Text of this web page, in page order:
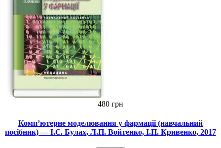
480 грн
Комп’ютерне моделювання у фармації (навчальний
посібник) — І.Є. Булах, Л.П. Войтенко, І.П. Кривенко, 2017